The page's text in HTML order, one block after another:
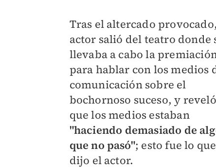
Tras el altercado
actor salió del teatro donde
llevaba a cabo la
para hablar con los medios
comunicación sobre el
bochornoso suceso, y reveló
que los medios estaban
"haciendo demasiado de
que no pasó"; esto fue lo que
dijo el actor.